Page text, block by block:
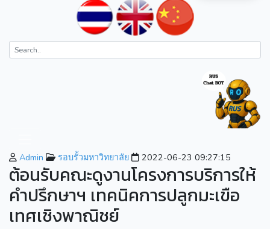
Admin รอบรั้วมหาวิทยาลัย 2022-06-23 09:27:15
ต้อนรับคณะดูงานโครงการบริการให้
คำปรึกษาฯ เทคนิคการปลูกมะเขือ
เทศเชิงพาณิชย์